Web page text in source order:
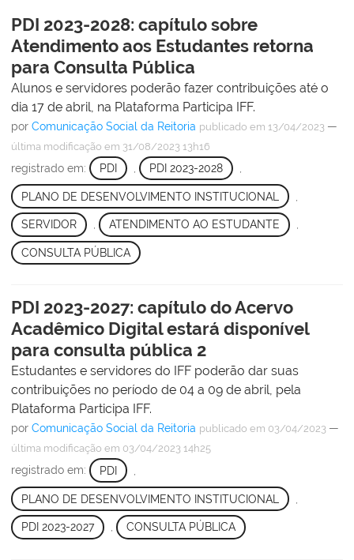
PDI 2023-2028: capítulo sobre
Atendimento aos Estudantes retorna
para Consulta Pública
Alunos e servidores poderão fazer contribuições até o
dia 17 de abril, na Plataforma Participa IFF.
por Comunicação Social da Reitoria publicado em 13/04/2023 —
última modificação em 31/08/2023 13h16
registrado em: PDI PDI 2023-2028
PLANO DE DESENVOLVIMENTO INSTITUCIONAL
SERVIDOR , ATENDIMENTO AO ESTUDANTE ,
CONSULTA PÚBLICA
PDI 2023-2027: capítulo do Acervo
Acadêmico Digital estará disponível
para consulta pública 2
Estudantes e servidores do IFF poderão dar suas
contribuições no período de 04 a 09 de abril, pela
Plataforma Participa IFF.
por Comunicação Social da Reitoria publicado em 03/04/2023 —
última modificação em 03/04/2023 14h25
registrado em: PDI
PLANO DE DESENVOLVIMENTO INSTITUCIONAL
PDI 2023-2027 , CONSULTA PÚBLICA